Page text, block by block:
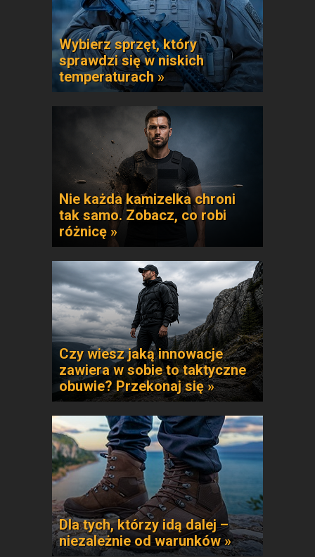
Wybierz sprzęt, który
sprawdzi się w niskich
temperaturach »
Nie każda kamizelka chroni
tak samo. Zobacz, co robi
różnicę »
Czy wiesz jaką innowacje
zawiera w sobie to taktyczne
obuwie? Przekonaj się »
Dla tych, którzy idą dalej –
niezależnie od warunków »